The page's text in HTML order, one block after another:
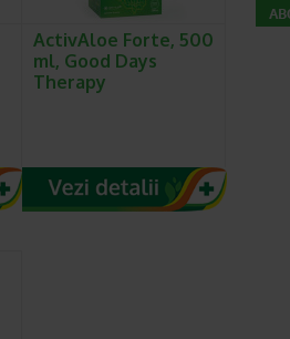
ActivAloe Forte, 500
ml, Good Days
Therapy